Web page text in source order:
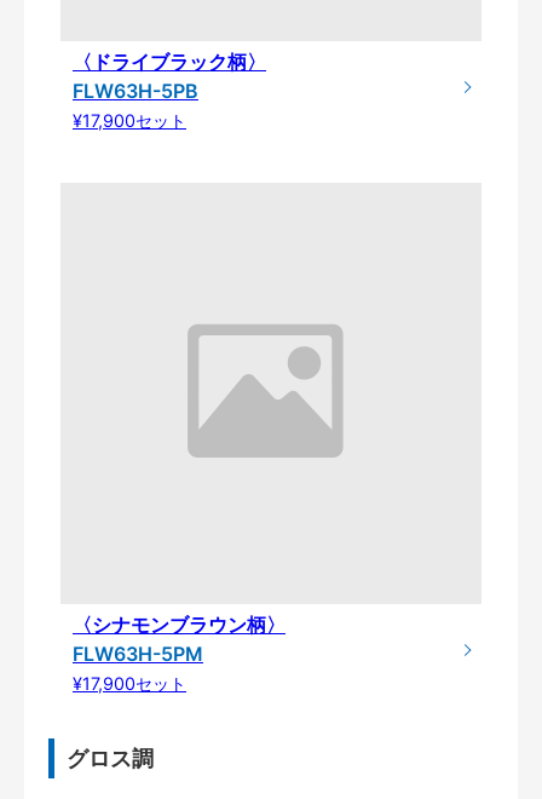
〈ドライブラック柄〉
FLW63H-5PB
¥17,900セット
〈シナモンブラウン柄〉
FLW63H-5PM
¥17,900セット
グロス調